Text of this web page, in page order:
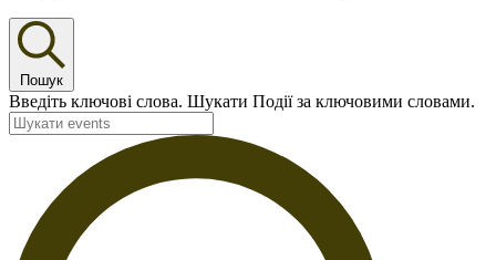
Пошук
Введіть ключові слова. Шукати Події за ключовими словами.